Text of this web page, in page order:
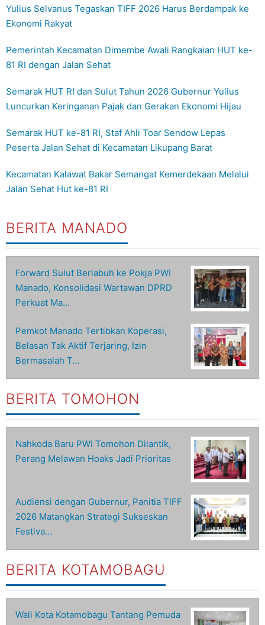
Yulius Selvanus Tegaskan TIFF 2026 Harus Berdampak ke
Ekonomi Rakyat
Pemerintah Kecamatan Dimembe Awali Rangkaian HUT ke-
81 RI dengan Jalan Sehat
Semarak HUT RI dan Sulut Tahun 2026 Gubernur Yulius
Luncurkan Keringanan Pajak dan Gerakan Ekonomi Hijau
Semarak HUT ke-81 RI, Staf Ahli Toar Sendow Lepas
Peserta Jalan Sehat di Kecamatan Likupang Barat
Kecamatan Kalawat Bakar Semangat Kemerdekaan Melalui
Jalan Sehat Hut ke-81 RI
BERITA MANADO
Forward Sulut Berlabuh ke Pokja PWI
Manado, Konsolidasi Wartawan DPRD
Perkuat Ma…
Pemkot Manado Tertibkan Koperasi,
Belasan Tak Aktif Terjaring, Izin
Bermasalah T…
BERITA TOMOHON
Nahkoda Baru PWI Tomohon Dilantik,
Perang Melawan Hoaks Jadi Prioritas
Audiensi dengan Gubernur, Panitia TIFF
2026 Matangkan Strategi Sukseskan
Festiva…
BERITA KOTAMOBAGU
Wali Kota Kotamobagu Tantang Pemuda